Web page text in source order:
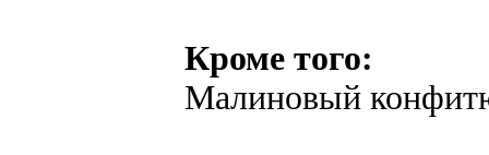
Кроме того:
Малиновый